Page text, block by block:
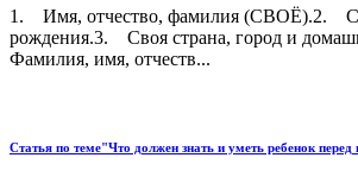
1. Имя, отчество, фамилия (СВОЁ).2.
рождения.3. Своя страна, город и
Фамилия, имя, отчеств...
Статья по теме"Что должен знать и уметь ребенок